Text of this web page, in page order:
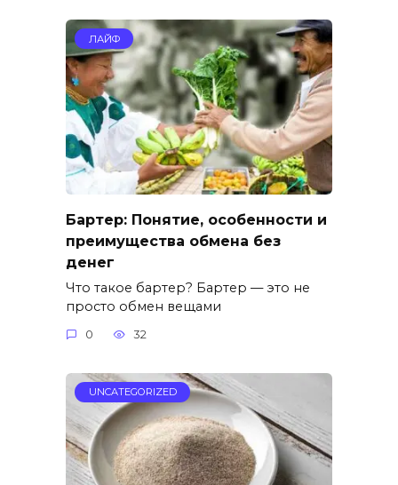
ЛАЙФ
Бартер: Понятие, особенности и
преимущества обмена без
денег
Что такое бартер? Бартер — это не
просто обмен вещами
0 32
UNCATEGORIZED